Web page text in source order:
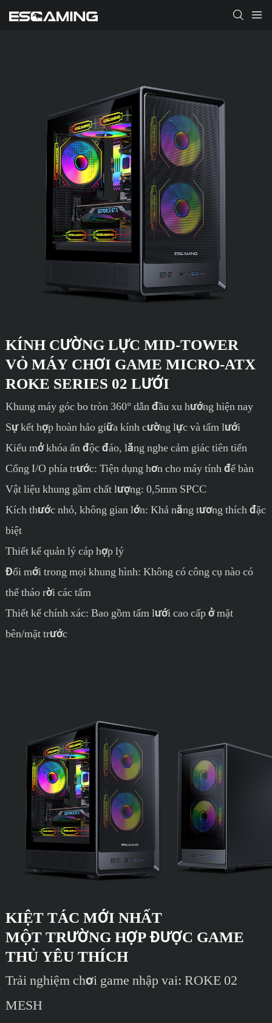
KÍNH CƯỜNG LỰC MID-TOWER
VỎ MÁY CHƠI GAME MICRO-ATX
ROKE SERIES 02 LƯỚI
Khung máy góc bo tròn 360° dẫn đầu xu hướng hiện nay
Sự kết hợp hoàn hảo giữa kính cường lực và tấm lưới
Kiểu mở khóa ẩn độc đáo, lắng nghe cảm giác tiên tiến
Cổng I/O phía trước: Tiện dụng hơn cho máy tính để bàn
Vật liệu khung gầm chất lượng: 0,5mm SPCC
Kích thước nhỏ, không gian lớn: Khả năng tương thích đặc
biệt
Thiết kế quản lý cáp hợp lý
Đổi mới trong mọi khung hình: Không có công cụ nào có
thể tháo rời các tấm
Thiết kế chính xác: Bao gồm tấm lưới cao cấp ở mặt
bên/mặt trước
KIỆT TÁC MỚI NHẤT
MỘT TRƯỜNG HỢP ĐƯỢC GAME
THỦ YÊU THÍCH
Trải nghiệm chơi game nhập vai: ROKE 02
MESH